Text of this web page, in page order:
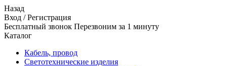
Назад
Вход /Регистрация
Бесплатный звонок Перезвоним за 1 минуту
Каталог
Кабель, провод
Светотехнические изделия